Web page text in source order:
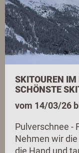
SKITOUREN
SCHÖNSTE
vom 14/03/26
Pulverschnee -
Nehmen wir
die Hand und